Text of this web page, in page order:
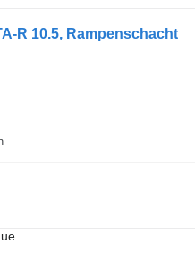
R 10.5, Rampenschacht